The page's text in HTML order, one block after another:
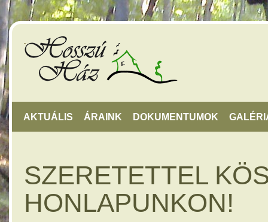
AKTUÁLIS ÁRAINK DOKUMENTUMOK
SZERETETTEL
HONLAPUNKON!